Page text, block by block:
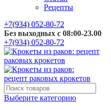
Рецепты
+7(934) 052-80-72
Без выходных с 08:00-23.00
+7(934) 052-80-72
Выберите категорию